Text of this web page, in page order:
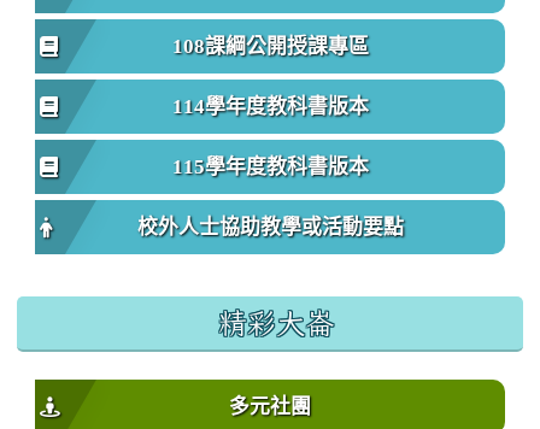
108課綱公開授課專區
114學年度教科書版本
115學年度教科書版本
校外人士協助教學或活動要點
精彩大崙
多元社團